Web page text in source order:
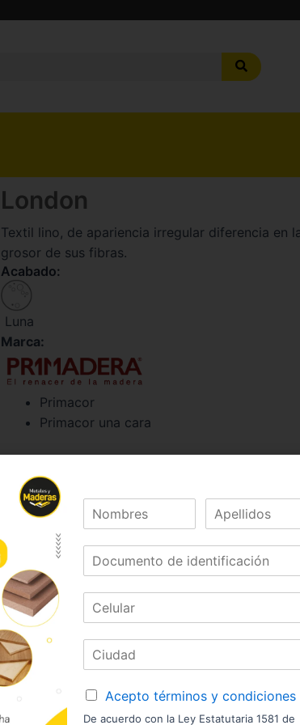
London
Textil lino, de apariencia irregular diferencia en
grosor de sus fibras.
Acabado:
Luna
Marca:
Primacor
Primacor una cara
Dimensiones:
183 x 244
Formato:
1.83 x 2.44m
Sustrato:
ST
RH
Calibres (mm):
15- 6
¿Necesitas asesoría?¡Escríbenos!
Acepto términos y condiciones
De acuerdo con la Ley Estatutaria 1581 de